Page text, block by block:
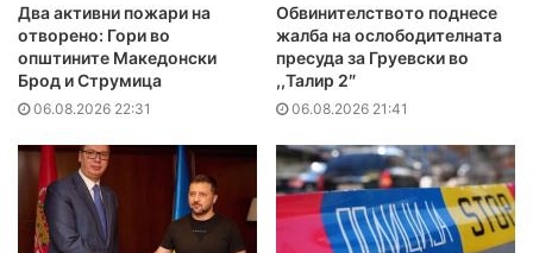
Два активни пожари на
отворено: Гори во
општините Македонски
Брод и Струмица
06.08.2026 22:31
Обвинителството поднесе
жалба на ослободителната
пресуда за Груевски во
,,Талир 2″
06.08.2026 21:41